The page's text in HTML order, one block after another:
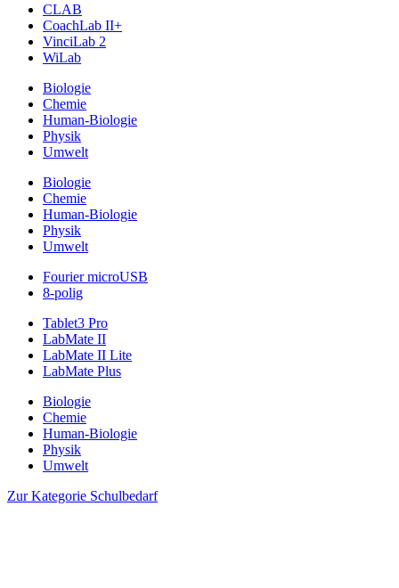
CLAB
CoachLab II+
VinciLab 2
WiLab
Biologie
Chemie
Human-Biologie
Physik
Umwelt
Biologie
Chemie
Human-Biologie
Physik
Umwelt
Fourier microUSB
8-polig
Tablet3 Pro
LabMate II
LabMate II Lite
LabMate Plus
Biologie
Chemie
Human-Biologie
Physik
Umwelt
Zur Kategorie Schulbedarf